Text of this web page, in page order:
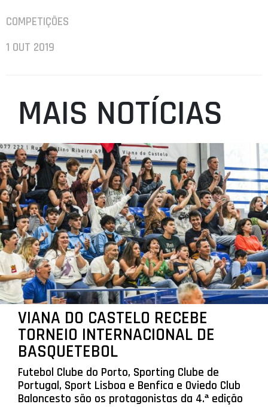
COMPETIÇÕES
1 OUT 2019
MAIS NOTÍCIAS
VIANA DO CASTELO RECEBE
TORNEIO INTERNACIONAL DE
BASQUETEBOL
Futebol Clube do Porto, Sporting Clube de
Portugal, Sport Lisboa e Benfica e Oviedo Club
Baloncesto são os protagonistas da 4.ª edição